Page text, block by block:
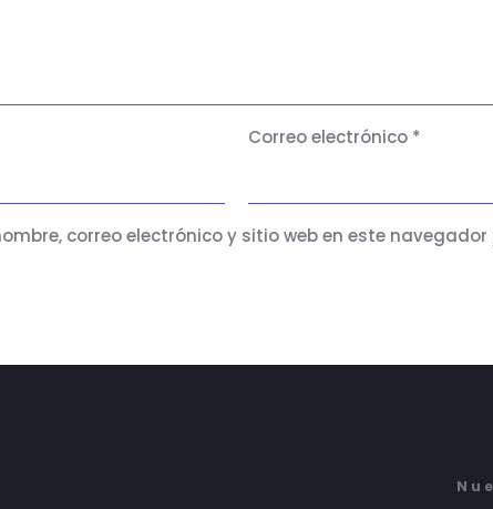
Correo electrónico *
correo electrónico y sitio web en este